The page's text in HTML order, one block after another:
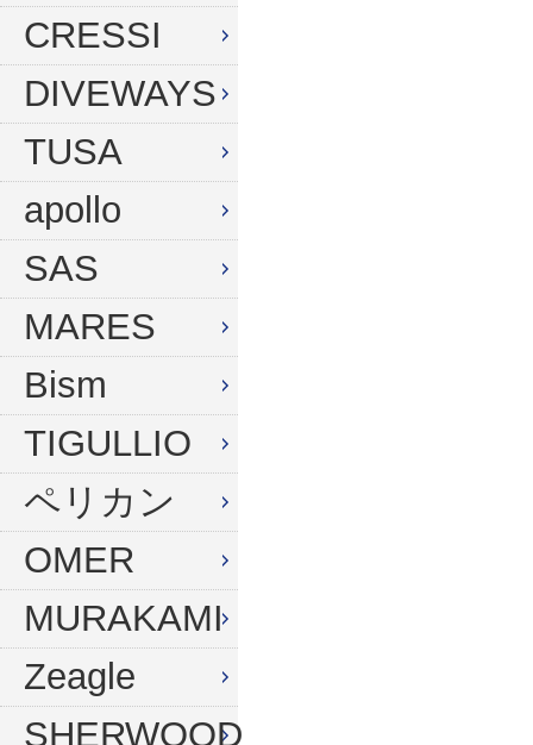
アワビオコシ
その他
フック
ダイブコンピューター
マスク
フィン
ウェットスーツ
インナー
グローブ
バッグ
ウェイト
ナイフ
フィン
ドライスーツ用フィン
ブーツ
ウィンターグローブ
ドライフード
フードベスト
メッシュバッグ
ウェイトベルト
アンクルウェイト
ウェイトベスト
水中ライト
CRESSI
DIVEWAYS
TUSA
apollo
SAS
MARES
Bism
TIGULLIO
ペリカン
OMER
MURAKAMI
Zeagle
SHERWOOD